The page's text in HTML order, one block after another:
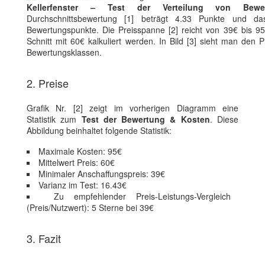
Kellerfenster – Test der Verteilung von
Durchschnittsbewertung [1] beträgt 4.33 Punkte und
Bewertungspunkte. Die Preisspanne [2] reicht von 39€ bis
Schnitt mit 60€ kalkuliert werden. In Bild [3] sieht man den
Bewertungsklassen.
2. Preise
Grafik Nr. [2] zeigt im vorherigen Diagramm eine
Statistik zum Test der Bewertung & Kosten. Diese
Abbildung beinhaltet folgende Statistik:
Maximale Kosten: 95€
Mittelwert Preis: 60€
Minimaler Anschaffungspreis: 39€
Varianz im Test: 16.43€
Zu empfehlender Preis-Leistungs-Vergleich
(Preis/Nutzwert): 5 Sterne bei 39€
3. Fazit